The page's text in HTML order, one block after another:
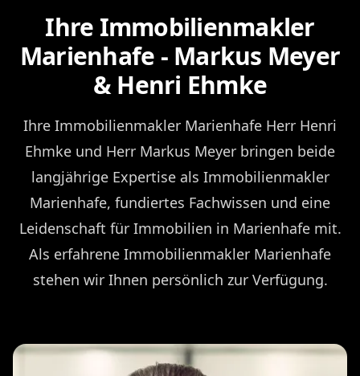
Ihre Immobilienmakler
Marienhafe - Markus Meyer
& Henri Ehmke
Ihre Immobilienmakler Marienhafe Herr Henri
Ehmke und Herr Markus Meyer bringen beide
langjährige Expertise als Immobilienmakler
Marienhafe, fundiertes Fachwissen und eine
Leidenschaft für Immobilien in Marienhafe mit.
Als erfahrene Immobilienmakler Marienhafe
stehen wir Ihnen persönlich zur Verfügung.